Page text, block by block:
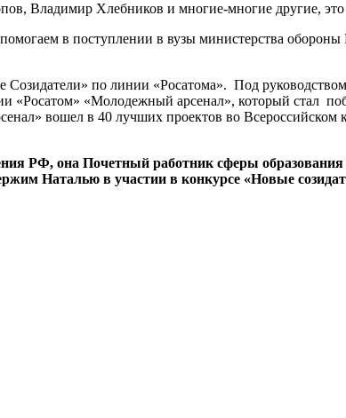
Владимир Хлебников и многие-многие другие,
в поступлении в вузы министерства
по линии «Росатома». Под
«Росатом» «Молодежный арсенал», который стал
вошел в 40 лучших проектов во Всероссийском
РФ, она Почетный работник сферы
Наталью в участии в конкурсе «Новые